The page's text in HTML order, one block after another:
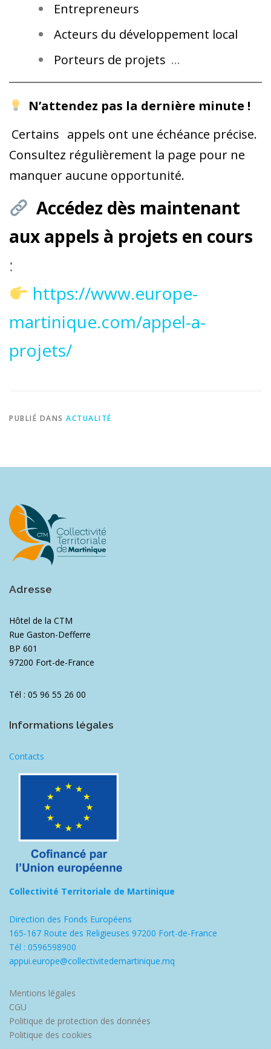
Entrepreneurs
Acteurs du développement local
Porteurs de projets …
N’attendez pas la dernière minute !
Certains appels ont une échéance précise.
Consultez régulièrement la page pour ne
manquer aucune opportunité.
Accédez dès maintenant
aux appels à projets en cours
:
https://www.europe-
martinique.com/appel-a-
projets/
PUBLIÉ DANS ACTUALITÉ
Adresse
Hôtel de la CTM
Rue Gaston-Defferre
BP 601
97200 Fort-de-France
Tél : 05 96 55 26 00
Informations légales
Contacts
Collectivité Territoriale de Martinique
Direction des Fonds Européens
165-167 Route des Religieuses 97200 Fort-de-France
Tél : 0596598900
appui.europe@collectivitedemartinique.mq
Mentions légales
CGU
Politique de protection des données
Politique des cookies